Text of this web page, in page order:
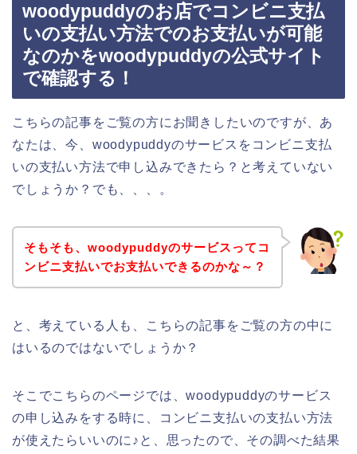
woodypuddyのお店でコンビニ支払
いの支払い方法でのお支払いが可能
なのかをwoodypuddyの公式サイト
で確認する！
こちらの記事をご覧の方にお聞きしたいのですが、あ
なたは、今、woodypuddyのサービスをコンビニ支払
いの支払い方法で申し込みできたら？と考えていない
でしょうか？でも、、、。
そもそも、woodypuddyのサービスってコ
ンビニ支払いでお支払いできるのかな～？
と、考えている人も、こちらの記事をご覧の方の中に
はいるのではないでしょうか？
そこでこちらのページでは、woodypuddyのサービス
の申し込みをする時に、コンビニ支払いの支払い方法
が使えたらいいのに♪と、思ったので、その調べた結果